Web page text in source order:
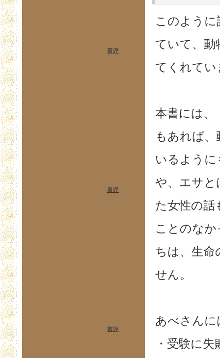
このよう
ていて、動
てくれてい
本書には、
もあれば
いるよう
や、エサと
た女性の話
ことのな
ちは、生
せん。
あべさんに
・受験に失
書評
書評
書評